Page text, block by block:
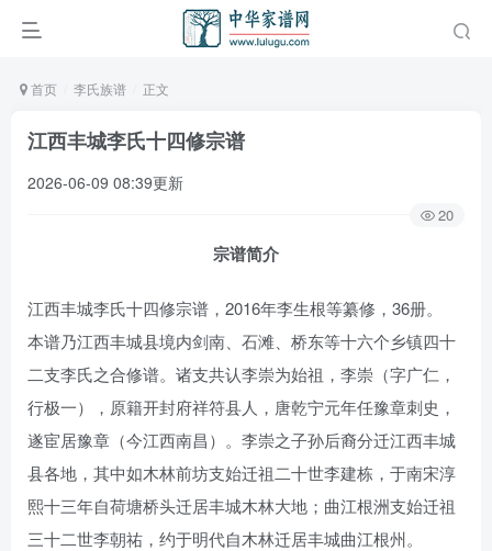
首页 李氏族谱 正文
江西丰城李氏十四修宗谱
2026-06-09 08:39更新
20
宗谱简介
江西丰城李氏十四修宗谱，2016年李生根等纂修，36册。
本谱乃江西丰城县境内剑南、石滩、桥东等十六个乡镇四十
二支李氏之合修谱。诸支共认李崇为始祖，李崇（字广仁，
行极一），原籍开封府祥符县人，唐乾宁元年任豫章刺史，
遂宦居豫章（今江西南昌）。李崇之子孙后裔分迁江西丰城
县各地，其中如木林前坊支始迁祖二十世李建栋，于南宋淳
熙十三年自荷塘桥头迁居丰城木林大地；曲江根洲支始迁祖
三十二世李朝祐，约于明代自木林迁居丰城曲江根州。